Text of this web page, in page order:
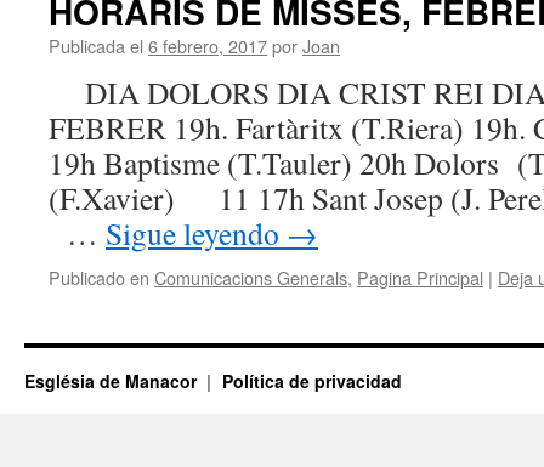
HORARIS DE MISSES,
Publicada el 6 febrero, 2017porJoan
DIA DOLORS DIA CRIST REI
FEBRER 19h. Fartàritx (T.Riera) 19h.
19h Baptisme (T.Tauler) 20h Dolors
(F.Xavier) 11 17h Sant Josep (J.
… Sigue leyendo →
Publicado en Comunicacions Generals, Pagina Principal | Deja
Església de Manacor Política de privacidad